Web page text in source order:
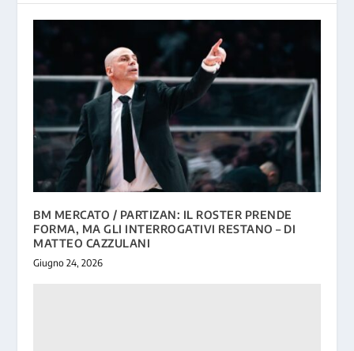
BM MERCATO / PARTIZAN: IL ROSTER PRENDE
FORMA, MA GLI INTERROGATIVI RESTANO – DI
MATTEO CAZZULANI
Giugno 24, 2026